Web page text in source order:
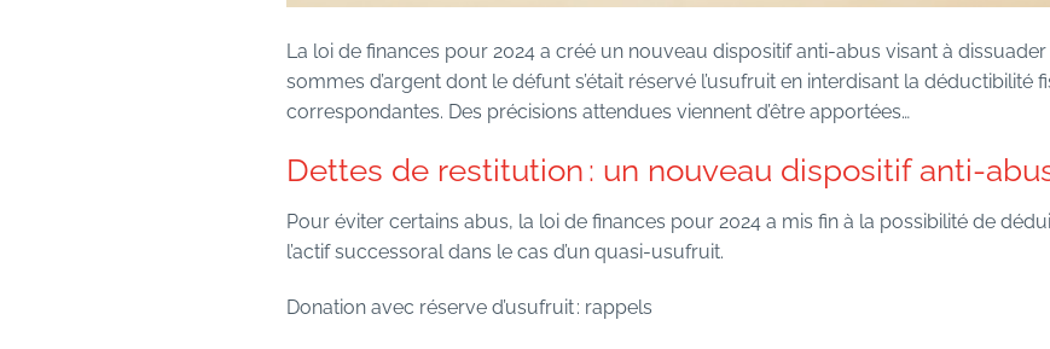
La loi de finances pour 2024 a créé un nouveau dispositif anti-abus visant à
sommes d’argent dont le défunt s’était réservé l’usufruit en interdisant la déductibilité
correspondantes. Des précisions attendues viennent d’être apportées…
Dettes de restitution : un nouveau dispositif anti-
Pour éviter certains abus, la loi de finances pour 2024 a mis fin à la possibilité de
l’actif successoral dans le cas d’un quasi-usufruit.
Donation avec réserve d’usufruit : rappels